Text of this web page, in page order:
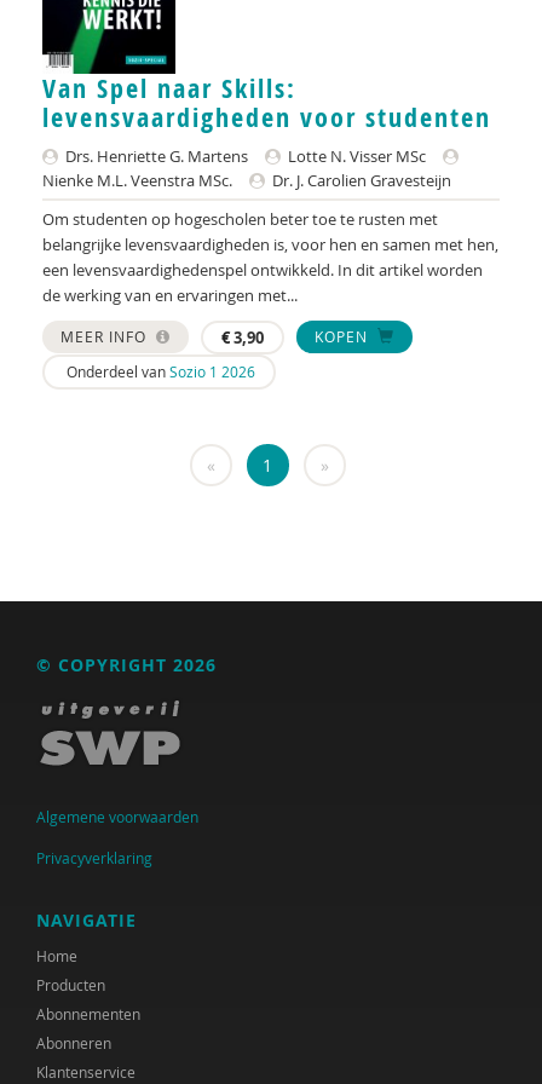
S.M. Babovic
Jenthe Baeyens
Patricia Bakker
Ria Balm
Eva-Maria den Balvert
Fiet van Beek
Ton Beekman
Marloes Beijer
Inge Belderbos-Jansen
Frank van den Berg
Karijn van den Berg
Gerda van den Berg-van Haaften
Marianne Berger
Lonneke Bierhoff
Jan Bijlsma
Marjolijn Bijvoets
Niels Bloembergen
Van Spel naar Skills:
levensvaardigheden voor studenten
Drs. Henriette G. Martens
Lotte N. Visser MSc
Nienke M.L. Veenstra MSc.
Dr. J. Carolien Gravesteijn
Om studenten op hogescholen beter toe te rusten met
belangrijke levensvaardigheden is, voor hen en samen met hen,
een levensvaardighedenspel ontwikkeld. In dit artikel worden
de werking van en ervaringen met...
MEER INFO €3,90
KOPEN
Onderdeel vanSozio 1 2026
« 1 »
© COPYRIGHT 2026
Algemene voorwaarden
Privacyverklaring
NAVIGATIE
Home
Producten
Abonnementen
Abonneren
Klantenservice